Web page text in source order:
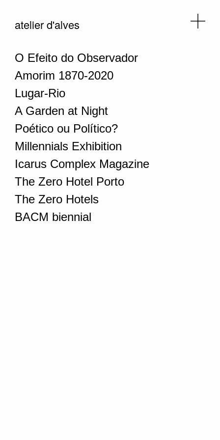
atelier d'alves
O Efeito do Observador
Amorim 1870-2020
Lugar-Rio
A Garden at Night
Poético ou Político?
Millennials Exhibition
Icarus Complex Magazine
The Zero Hotel Porto
The Zero Hotels
BACM biennial